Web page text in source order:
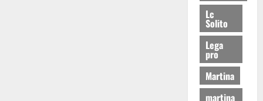
Lc
Solito
Lega
pro
Martina
martina